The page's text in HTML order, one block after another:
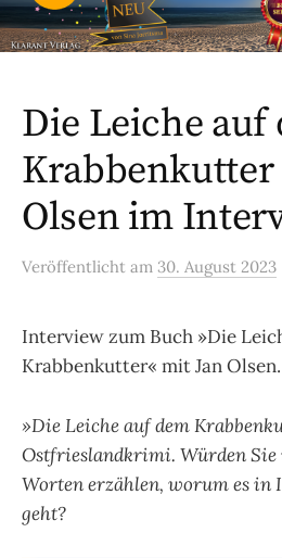
Die Leiche auf
Krabbenkutter
Olsen im
Veröffentlicht am 30. August 2023
Interview zum Buch »Die
Krabbenkutter« mit Jan Olsen.
»Die Leiche auf dem
Ostfrieslandkrimi. Würden Sie
Worten erzählen, worum es in
geht?